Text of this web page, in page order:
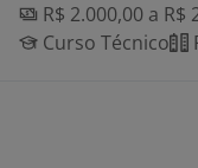
R$ 2.000,00 a R$
Curso Técnico